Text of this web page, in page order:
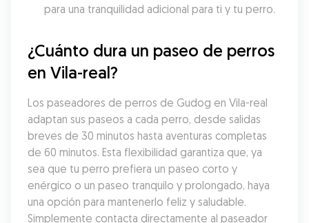
para una tranquilidad adicional para ti y tu perro.
¿Cuánto dura un paseo de perros
en Vila-real?
Los paseadores de perros de Gudog en Vila-real
adaptan sus paseos a cada perro, desde salidas
breves de 30 minutos hasta aventuras completas
de 60 minutos. Esta flexibilidad garantiza que, ya
sea que tu perro prefiera un paseo corto y
enérgico o un paseo tranquilo y prolongado, haya
una opción para mantenerlo feliz y saludable.
Simplemente contacta directamente al paseador